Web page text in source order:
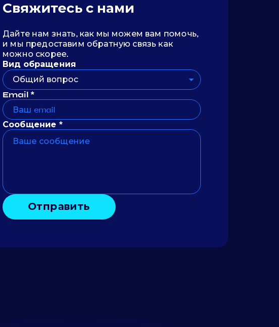
Свяжитесь с нами
Дайте нам знать, как мы можем вам помочь,
и мы предоставим обратную связь как
можно скорее.
Вид обращения
Общий вопрос
Email *
Сообщение *
Отправить